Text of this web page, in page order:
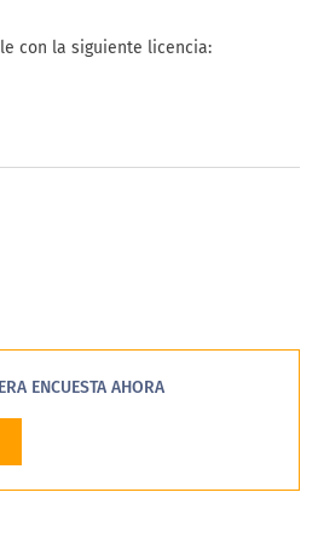
con la siguiente licencia:
ENCUESTA AHORA